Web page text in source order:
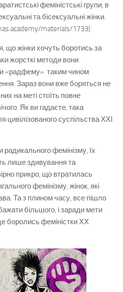
феміністські групи, в
та бісексуальні жінки.
materials/1733)
що жінки хочуть боротись за
жорсткі методи вони
«радфему» таким чином
Зараз вони вже боряться не
на меті стоїть повне
Як ви гадаєте, така
суспільства ХХІ
фемінізму, їх
лише здивування та
прикро, що втратилась
фемінізму, жінок, які
Та з плином часу, все пішло
більшого, і заради мети
боролись феміністки ХХ